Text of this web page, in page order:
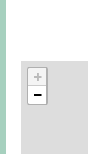
+
−